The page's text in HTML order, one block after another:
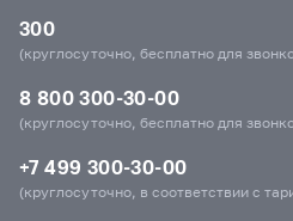
300
(круглосуточно, бесплатно для
8 800 300-30-00
(круглосуточно, бесплатно для
+7 499 300-30-00
(круглосуточно, в соответствии с